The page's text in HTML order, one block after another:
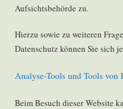
Aufsichtsbehörde zu.
Hierzu sowie zu weiteren
Datenschutz können Sie sich
Analyse-Tools und Tools von
Beim Besuch dieser Website